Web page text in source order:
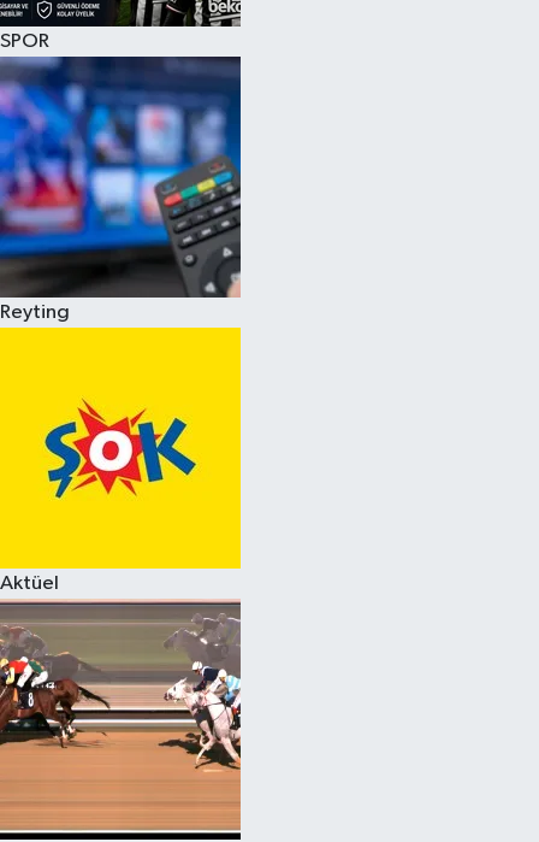
SPOR
Reyting
Aktüel